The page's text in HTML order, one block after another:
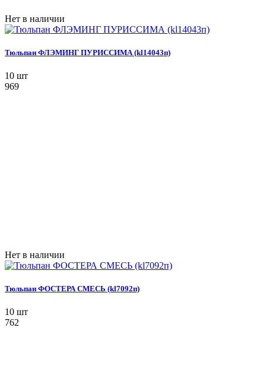
Нет в наличии
Тюльпан ФЛЭМИНГ ПУРИССИМА (kl14043п)
10 шт
969
Нет в наличии
Тюльпан ФОСТЕРА СМЕСЬ (kl7092п)
10 шт
762